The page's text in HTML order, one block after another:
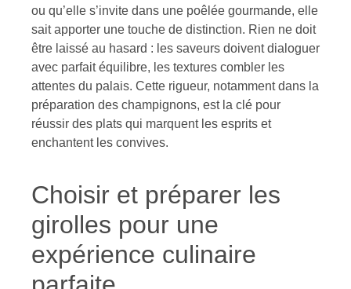
ou qu’elle s’invite dans une poêlée gourmande, elle
sait apporter une touche de distinction. Rien ne doit
être laissé au hasard : les saveurs doivent dialoguer
avec parfait équilibre, les textures combler les
attentes du palais. Cette rigueur, notamment dans la
préparation des champignons, est la clé pour
réussir des plats qui marquent les esprits et
enchantent les convives.
Choisir et préparer les
girolles pour une
expérience culinaire